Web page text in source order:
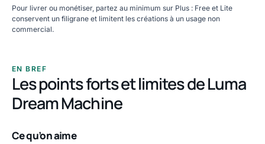
Pour livrer ou monétiser, partez au minimum sur Plus : Free et Lite
conservent un filigrane et limitent les créations à un usage non
commercial.
EN BREF
Les points forts et limites de Luma
Dream Machine
Ce qu’on aime